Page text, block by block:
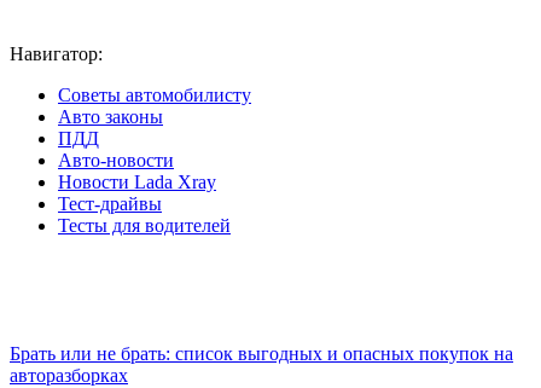
Навигатор:
Советы автомобилисту
Авто законы
ПДД
Авто-новости
Новости Lada Xray
Тест-драйвы
Тесты для водителей
Брать или не брать: список выгодных и опасных покупок на
авторазборках